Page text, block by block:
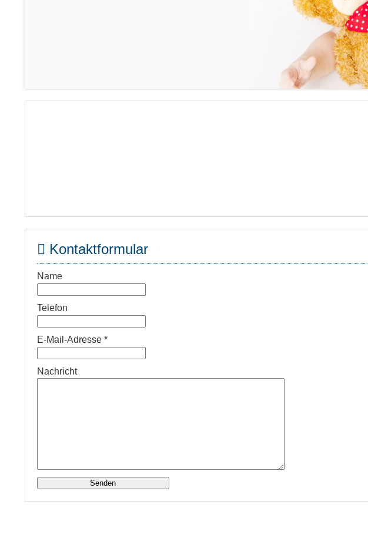
Kontaktformular
Name
Telefon
E-Mail-Adresse *
Nachricht
Senden